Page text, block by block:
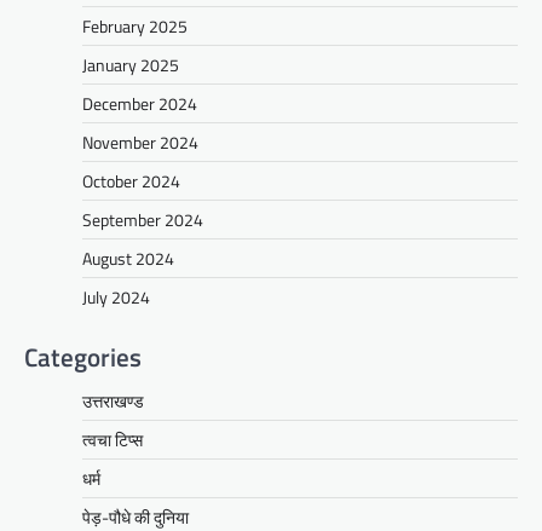
February 2025
January 2025
December 2024
November 2024
October 2024
September 2024
August 2024
July 2024
Categories
उत्तराखण्ड
त्वचा टिप्स
धर्म
पेड़-पौधे की दुनिया